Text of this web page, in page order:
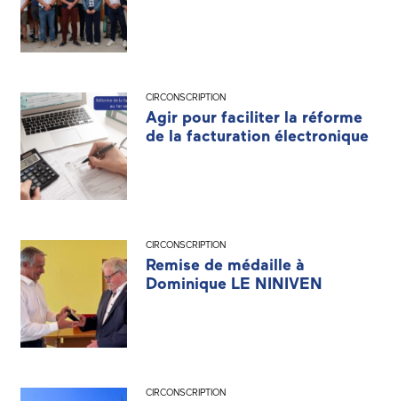
CIRCONSCRIPTION
Agir pour faciliter la réforme
de la facturation électronique
CIRCONSCRIPTION
Remise de médaille à
Dominique LE NINIVEN
CIRCONSCRIPTION